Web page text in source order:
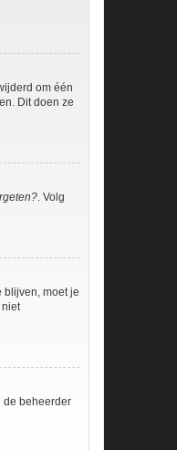
om één
Dit doen ze
. Volg
blijven, moet je
niet
de beheerder